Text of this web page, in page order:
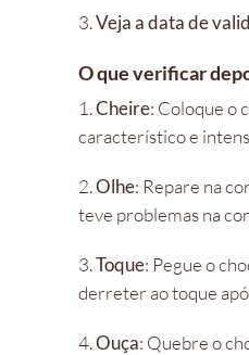
3.Veja a data de
O que verificar
1.Cheire: Coloque o
característico e
2.Olhe: Repare na
teve problemas na
3.Toque: Pegue o
derreter ao toque
4.Ouça: Quebre o